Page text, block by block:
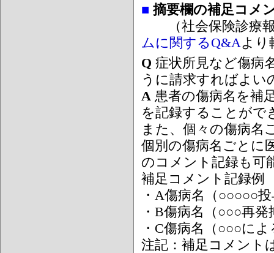
■ 摘要欄の補足コメ
（社会保険診療報
ムに関するQ&Aより
Q 症状所見など傷病
うに請求すればよい
A 患者の傷病名を補
を記録することがで
また、個々の傷病名
個別の傷病名ごとに
のコメント記録も可
補足コメント記録例
・A傷病名（○○○○○
・B傷病名（○○○再
・C傷病名（○○○に
注記：補足コメント